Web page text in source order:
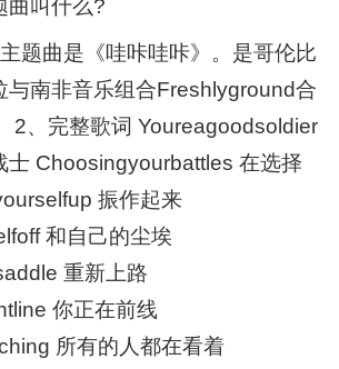
曲叫什么?
题曲是《哇咔哇咔》。是哥伦比
与南非音乐组合Freshlyground合
2、完整歌词 Youreagoodsoldier
士 Choosingyourbattles 在选择
振作起来
和自己的尘埃
重新上路
你正在前线
所有的人都在看着